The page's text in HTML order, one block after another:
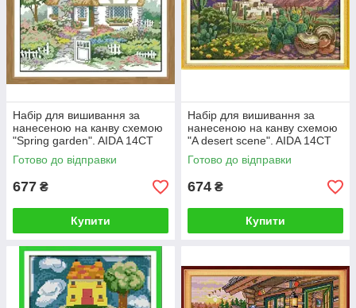
Набір для вишивання за
нанесеною на канву схемою
"Spring garden". AIDA 14CT
printed 41*32 см
Готово до відправки
677 ₴
Купити
Набір для вишивання за
нанесеною на канву схемою
"A desert scene". AIDA 14CT
printed 37*21 см
Готово до відправки
674 ₴
Купити